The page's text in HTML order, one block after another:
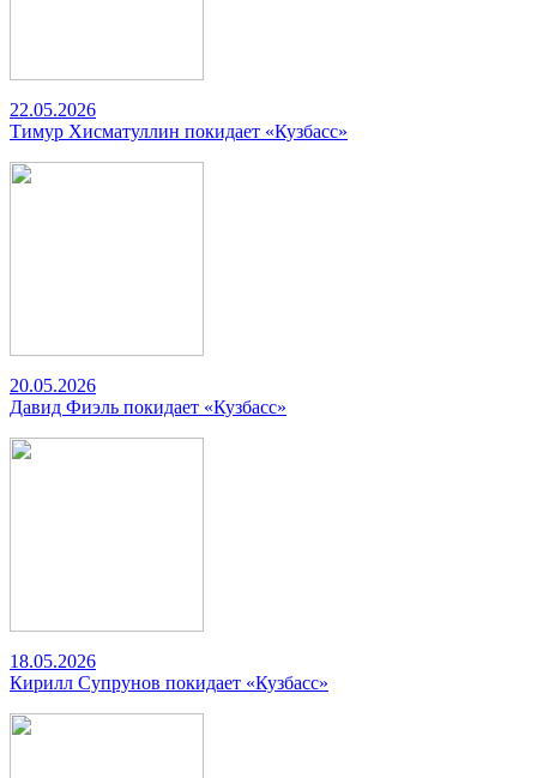
22.05.2026
Тимур Хисматуллин покидает «Кузбасс»
20.05.2026
Давид Фиэль покидает «Кузбасс»
18.05.2026
Кирилл Супрунов покидает «Кузбасс»